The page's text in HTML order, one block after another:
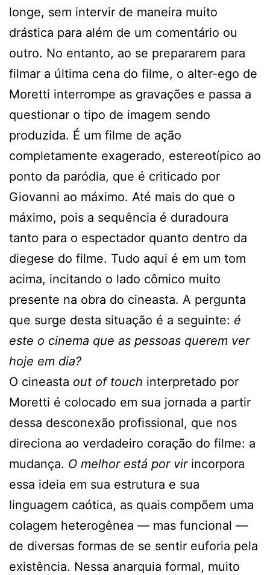
longe, sem intervir de maneira muito
drástica para além de um comentário ou
outro. No entanto, ao se prepararem para
filmar a última cena do filme, o alter-ego de
Moretti interrompe as gravações e passa a
questionar o tipo de imagem sendo
produzida. É um filme de ação
completamente exagerado, estereotípico ao
ponto da paródia, que é criticado por
Giovanni ao máximo. Até mais do que o
máximo, pois a sequência é duradoura
tanto para o espectador quanto dentro da
diegese do filme. Tudo aqui é em um tom
acima, incitando o lado cômico muito
presente na obra do cineasta. A pergunta
que surge desta situação é a seguinte: é
este o cinema que as pessoas querem ver
hoje em dia?
O cineasta out of touch interpretado por
Moretti é colocado em sua jornada a partir
dessa desconexão profissional, que nos
direciona ao verdadeiro coração do filme: a
mudança. O melhor está por virincorpora
essa ideia em sua estrutura e sua
linguagem caótica, as quais compõem uma
colagem heterogênea — mas funcional —
de diversas formas de se sentir euforia pela
existência. Nessa anarquia formal, muito